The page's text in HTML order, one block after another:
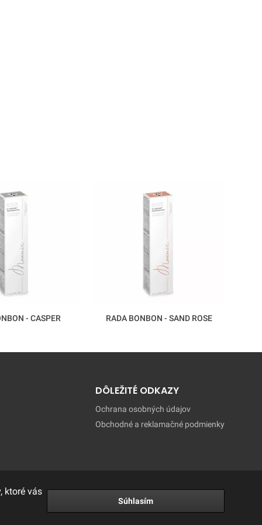
- CASPER RADA BONBON - SAND ROSE
DÔLEŽITÉ ODKAZY
Ochrana osobných údajov
Obchodné a reklamačné podmienky
ktoré vás
Súhlasím